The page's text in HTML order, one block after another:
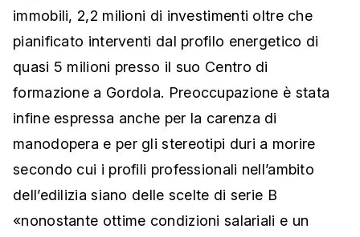
immobili, 2,2 milioni di investimenti oltre che
pianificato interventi dal profilo energetico di
quasi 5 milioni presso il suo Centro di
formazione a Gordola. Preoccupazione è stata
infine espressa anche per la carenza di
manodopera e per gli stereotipi duri a morire
secondo cui i profili professionali nell’ambito
dell’edilizia siano delle scelte di serie B
«nonostante ottime condizioni salariali e un